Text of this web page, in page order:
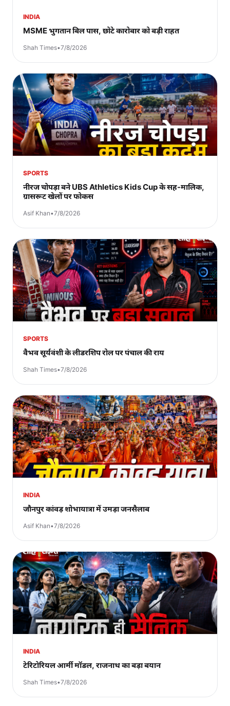
INDIA
MSME भुगतान बिल पास, छोटे कारोबार को बड़ी राहत
Shah Times•7/8/2026
SPORTS
नीरज चोपड़ा बने UBS Athletics Kids Cup के सह-मालिक,
ग्रासरूट खेलों पर फोकस
Asif Khan•7/8/2026
SPORTS
वैभव सूर्यवंशी के लीडरशिप रोल पर पंचाल की राय
Shah Times•7/8/2026
INDIA
जौनपुर कांवड़ शोभायात्रा में उमड़ा जनसैलाब
Asif Khan•7/8/2026
INDIA
टेरिटोरियल आर्मी मॉडल, राजनाथ का बड़ा बयान
Shah Times•7/8/2026